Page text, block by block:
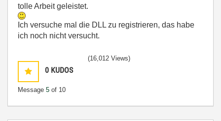
tolle Arbeit geleistet.
Ich versuche mal die DLL zu registrieren, das habe
ich noch nicht versucht.
0 KUDOS
Message 5 of 10
(16,012 Views)